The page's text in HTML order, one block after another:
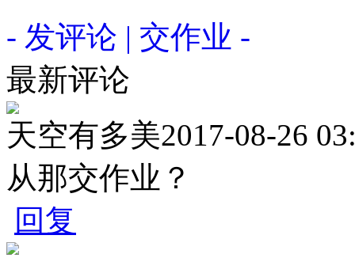
- 发评论 | 交作业 -
最新评论
天空有多美2017-08-26
从那交作业？
回复